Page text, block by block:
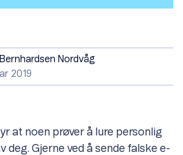
Nordvåg
2019
at noen prøver å lure personlig
deg. Gjerne ved å sende falske e-